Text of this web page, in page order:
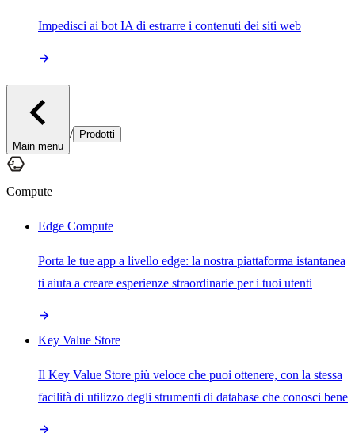
Impedisci ai bot IA di estrarre i contenuti dei siti web
Main menu
/ Prodotti
Compute
Edge Compute
Porta le tue app a livello edge: la nostra piattaforma istantanea
ti aiuta a creare esperienze straordinarie per i tuoi utenti
Key Value Store
Il Key Value Store più veloce che puoi ottenere, con la stessa
facilità di utilizzo degli strumenti di database che conosci bene